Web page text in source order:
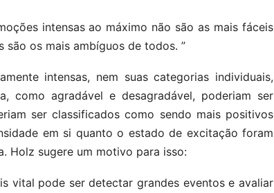
intensas ao máximo não são as mais fáceis
os mais ambíguos de todos. ”
intensas, nem suas categorias individuais,
como agradável e desagradável, poderiam ser
ser classificados como sendo mais positivos
em si quanto o estado de excitação foram
Holz sugere um motivo para isso:
vital pode ser detectar grandes eventos e avaliar